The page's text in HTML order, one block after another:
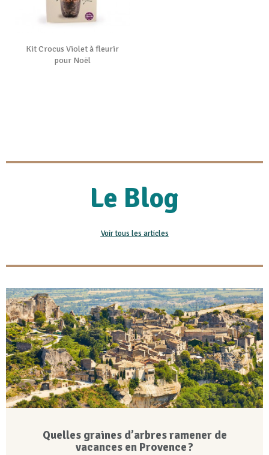
Kit Crocus Violet à fleurir
pour Noël
Le Blog
Voir tous les articles
Quelles graines d’arbres ramener de
vacances en Provence ?